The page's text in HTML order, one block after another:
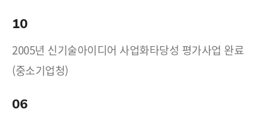
10
2005년 신기술아이디어 사업화타당성 평가사업 완료
(중소기업청)
06